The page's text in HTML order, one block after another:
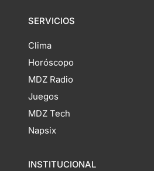
SERVICIOS
Clima
Horóscopo
MDZ Radio
Juegos
MDZ Tech
Napsix
INSTITUCIONAL